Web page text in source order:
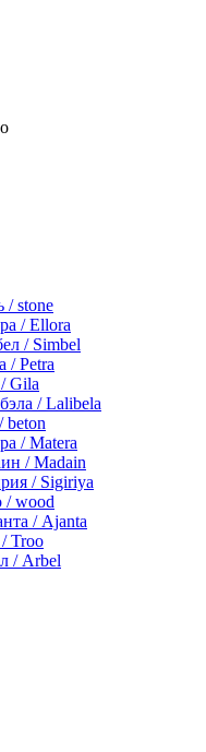
/ stone
/ Ellora
/ Simbel
/ Petra
Gila
/ Lalibela
beton
/ Matera
/ Madain
/ Sigiriya
/ wood
/ Ajanta
Troo
/ Arbel